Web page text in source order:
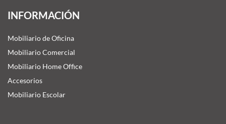
INFORMACIÓN
Mobiliario de Oficina
Mobiliario Comercial
Mobiliario Home Office
Accesorios
Mobiliario Escolar